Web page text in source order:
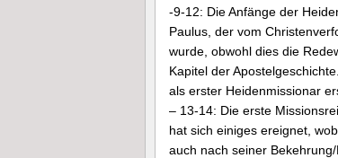
-9-12: Die Anfänge der
Paulus, der vom
wurde, obwohl dies die
Kapitel der
als erster Heidenmissionar
– 13-14: Die erste
hat sich einiges ereignet,
auch nach seiner